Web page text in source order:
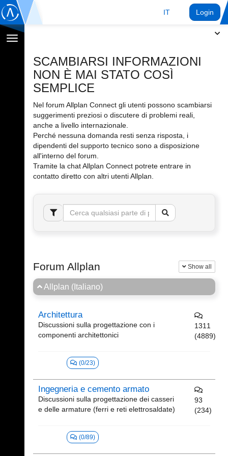
IT Login
Toggle
SCAMBIARSI INFORMAZIONI
NON È MAI STATO COSÌ
SEMPLICE
Nel forum Allplan Connect gli utenti possono scambiarsi
suggerimenti preziosi o discutere di problemi reali,
anche a livello internazionale.
Perché nessuna domanda resti senza risposta, i
dipendenti del supporto tecnico sono a disposizione
all'interno del forum.
Tramite la chat Allplan Connect potrete entrare in
contatto diretto con altri utenti Allplan.
Forum Allplan Show all
Allplan (Italiano)
Architettura
Discussioni sulla progettazione con i
componenti architettonici
1311
(4889)
(0/23)
Ingegneria e cemento armato
Discussioni sulla progettazione dei casseri
e delle armature (ferri e reti elettrosaldate)
93
(234)
(0/89)